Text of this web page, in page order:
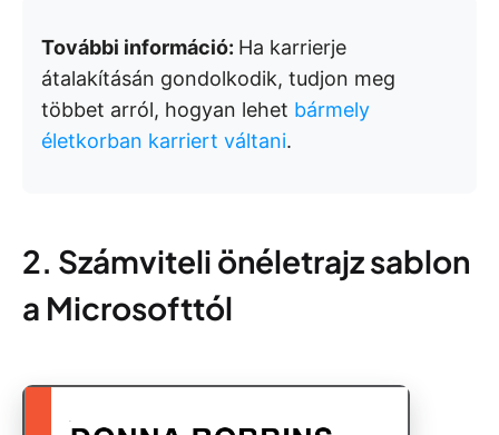
További információ: Ha karrierje
átalakításán gondolkodik, tudjon meg
többet arról, hogyan lehet bármely
életkorban karriert váltani.
2. Számviteli önéletrajz sablon
a Microsofttól